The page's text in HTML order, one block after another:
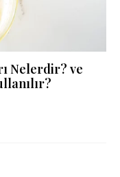
Nelerdir? ve